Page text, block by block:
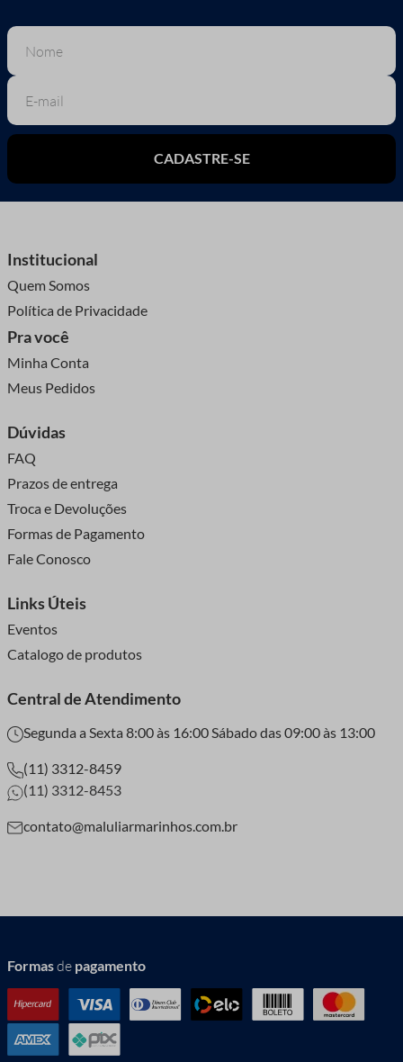
CADASTRE-SE
Institucional
Quem Somos
Política de Privacidade
Pra você
Minha Conta
Meus Pedidos
Dúvidas
FAQ
Prazos de entrega
Troca e Devoluções
Formas de Pagamento
Fale Conosco
Links Úteis
Eventos
Catalogo de produtos
Central de Atendimento
Segunda a Sexta 8:00 às 16:00 Sábado das 09:00 às 13:00
(11) 3312-8459
(11) 3312-8453
contato@maluliarmarinhos.com.br
Formasde pagamento